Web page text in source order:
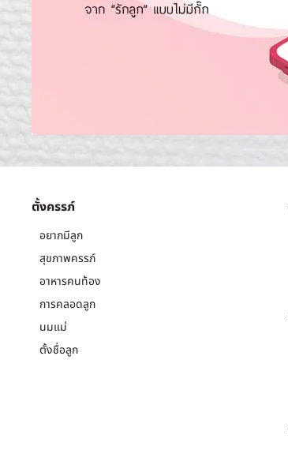
ตั้งครรภ์
อยากมีลูก
สุขภาพครรภ์
อาหารคนท้อง
การคลอดลูก
นมแม่
ตั้งชื่อลูก